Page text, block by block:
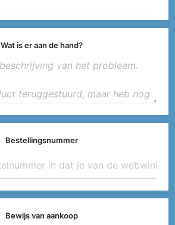
Wat is er aan de hand?
Bestellingsnummer
Bewijs van aankoop